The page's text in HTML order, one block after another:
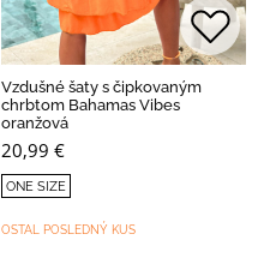
Vzdušné šaty s čipkovaným
chrbtom Bahamas Vibes
oranžová
20,99 €
ONE SIZE
OSTAL POSLEDNÝ KUS